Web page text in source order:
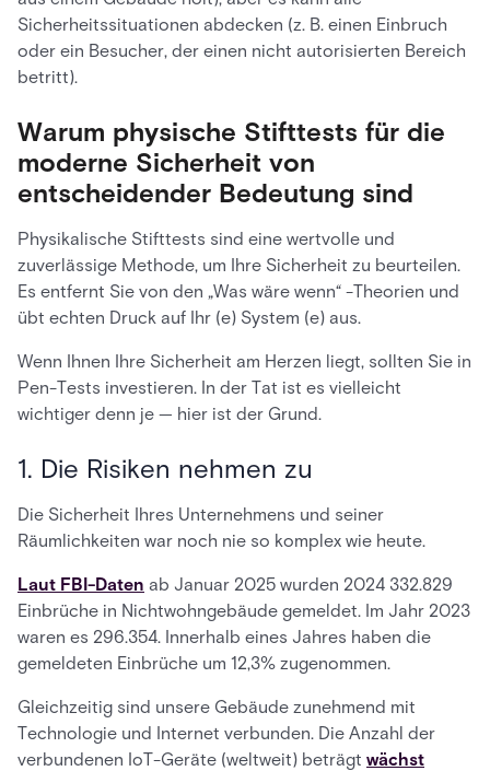
Sicherheitssituationen abdecken (z. B. einen Einbruch
oder ein Besucher, der einen nicht autorisierten Bereich
betritt).
Warum physische Stifttests für die
moderne Sicherheit von
entscheidender Bedeutung sind
Physikalische Stifttests sind eine wertvolle und
zuverlässige Methode, um Ihre Sicherheit zu beurteilen.
Es entfernt Sie von den „Was wäre wenn“ -Theorien und
übt echten Druck auf Ihr (e) System (e) aus.
Wenn Ihnen Ihre Sicherheit am Herzen liegt, sollten Sie in
Pen-Tests investieren. In der Tat ist es vielleicht
wichtiger denn je — hier ist der Grund.
1. Die Risiken nehmen zu
Die Sicherheit Ihres Unternehmens und seiner
Räumlichkeiten war noch nie so komplex wie heute.
Laut FBI-Daten ab Januar 2025 wurden 2024 332.829
Einbrüche in Nichtwohngebäude gemeldet. Im Jahr 2023
waren es 296.354. Innerhalb eines Jahres haben die
gemeldeten Einbrüche um 12,3% zugenommen.
Gleichzeitig sind unsere Gebäude zunehmend mit
Technologie und Internet verbunden. Die Anzahl der
verbundenen IoT-Geräte (weltweit) beträgt wächst